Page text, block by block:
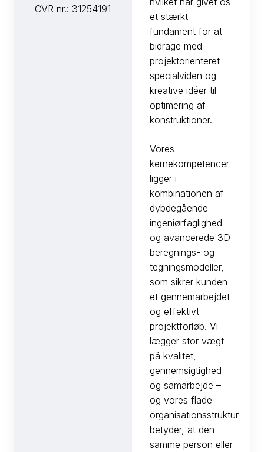
CVR nr.: 31254191
et stærkt
fundament for at
bidrage med
projektorienteret
specialviden og
kreative idéer til
optimering af
konstruktioner.
Vores
kernekompetencer
ligger i
kombinationen af
dybdegående
ingeniørfaglighed
og avancerede 3D
beregnings- og
tegningsmodeller,
som sikrer kunden
et gennemarbejdet
og effektivt
projektforløb. Vi
lægger stor vægt
på kvalitet,
gennemsigtighed
og samarbejde –
og vores flade
organisationsstruktur
betyder, at den
samme person eller